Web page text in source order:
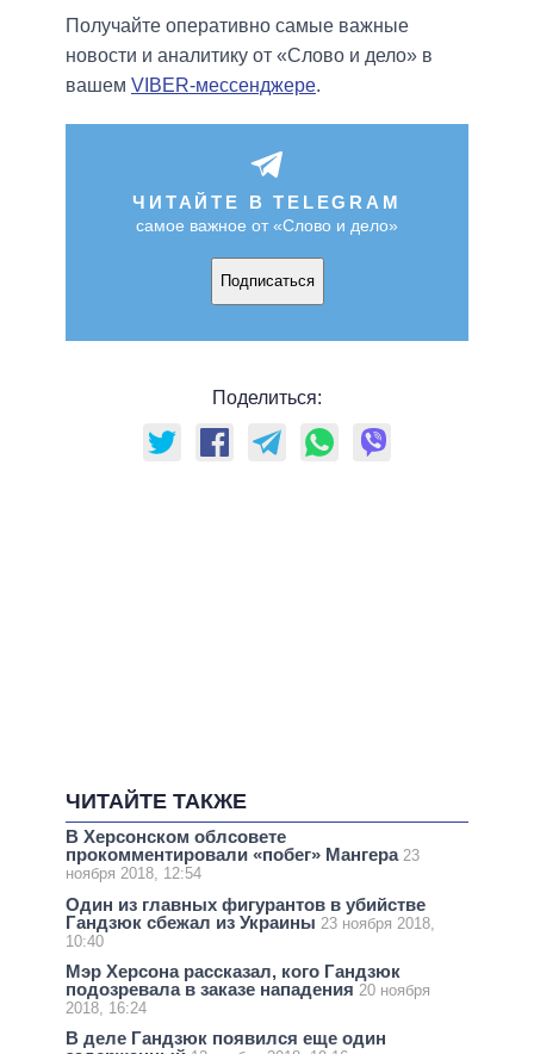
Получайте оперативно самые важные
новости и аналитику от «Слово и дело» в
вашем VIBER-мессенджере.
ЧИТАЙТЕ В TELEGRAM
самое важное от «Слово и дело»
Подписаться
Поделиться:
ЧИТАЙТЕ ТАКЖЕ
В Херсонском облсовете
прокомментировали «побег» Мангера 23
ноября 2018, 12:54
Один из главных фигурантов в убийстве
Гандзюк сбежал из Украины 23 ноября 2018,
10:40
Мэр Херсона рассказал, кого Гандзюк
подозревала в заказе нападения 20 ноября
2018, 16:24
В деле Гандзюк появился еще один